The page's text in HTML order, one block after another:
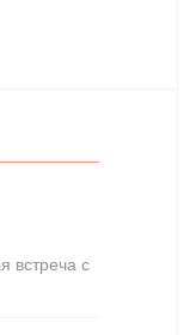
встреча с